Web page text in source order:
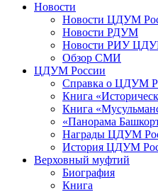
Новости
Новости ЦДУМ
Новости РДУМ
Новости РИУ
Обзор СМИ
ЦДУМ России
Справка о ЦДУМ
Книга
Книга
«Панорама
Награды ЦДУМ
История ЦДУМ
Верховный муфтий
Биография
Книга